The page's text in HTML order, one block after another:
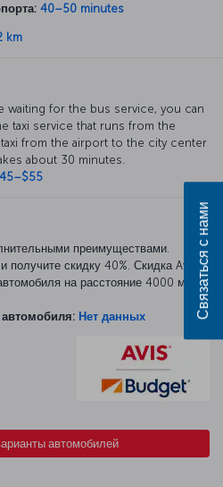
40–50 minutes
km
waiting for the bus service, you can
taxi service that runs from the
from the airport to the city center
about 30 minutes.
преимуществами.
скидку 40%. Скидка Avis
на расстояние 4000 миль
Нет данных
автомобилей
Связаться с нами